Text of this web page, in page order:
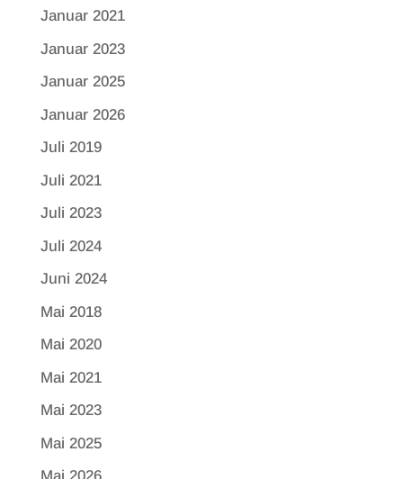
Januar 2021
Januar 2023
Januar 2025
Januar 2026
Juli 2019
Juli 2021
Juli 2023
Juli 2024
Juni 2024
Mai 2018
Mai 2020
Mai 2021
Mai 2023
Mai 2025